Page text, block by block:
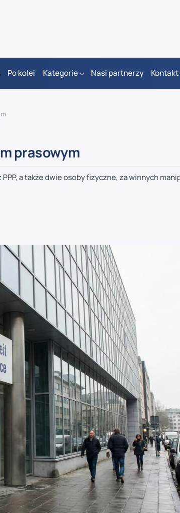
Po kolei Kategorie Nasi partnerzy Kontakt
prasowym
a także dwie osoby fizyczne, za winnych